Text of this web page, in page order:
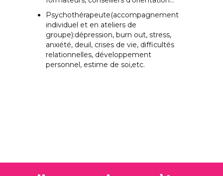
Psychothérapeute(accompagnement
individuel et en ateliers de
groupe):dépression, burn out, stress,
anxiété, deuil, crises de vie, difficultés
relationnelles, développement
personnel, estime de soi,etc.